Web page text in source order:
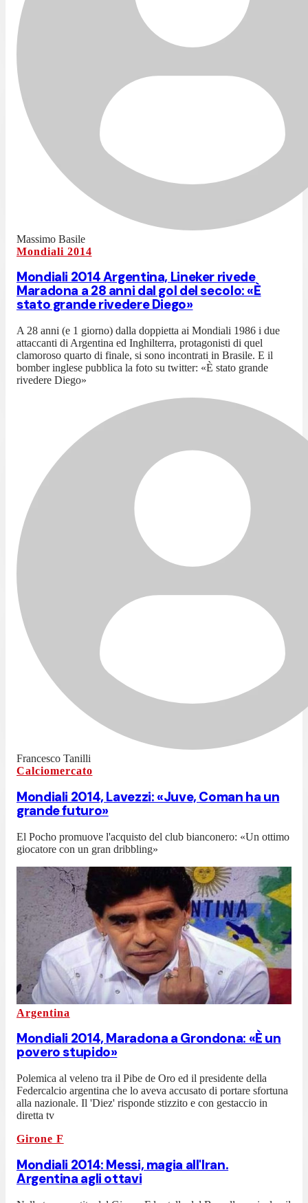
Massimo Basile
Mondiali 2014
Mondiali 2014 Argentina, Lineker rivede
Maradona a 28 anni dal gol del secolo: «È
stato grande rivedere Diego»
A 28 anni (e 1 giorno) dalla doppietta ai Mondiali 1986 i due
attaccanti di Argentina ed Inghilterra, protagonisti di quel
clamoroso quarto di finale, si sono incontrati in Brasile. E il
bomber inglese pubblica la foto su twitter: «È stato grande
rivedere Diego»
Francesco Tanilli
Calciomercato
Mondiali 2014, Lavezzi: «Juve, Coman ha un
grande futuro»
El Pocho promuove l'acquisto del club bianconero: «Un ottimo
giocatore con un gran dribbling»
Argentina
Mondiali 2014, Maradona a Grondona: «È un
povero stupido»
Polemica al veleno tra il Pibe de Oro ed il presidente della
Federcalcio argentina che lo aveva accusato di portare sfortuna
alla nazionale. Il 'Diez' risponde stizzito e con gestaccio in
diretta tv
Girone F
Mondiali 2014: Messi, magia all'Iran.
Argentina agli ottavi